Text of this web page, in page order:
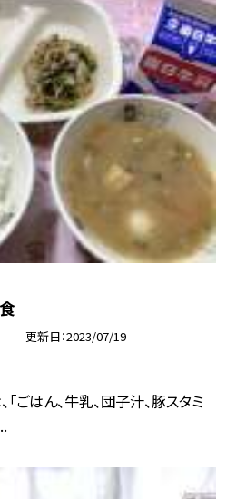
更新日 2023/07/19
ごはん、牛乳、団子汁、豚スタミ